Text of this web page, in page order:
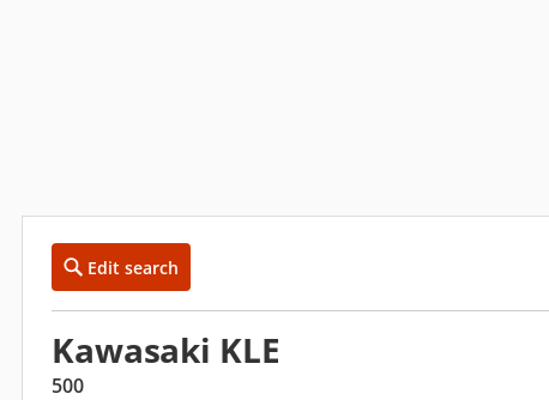
Edit search
Kawasaki KLE
500